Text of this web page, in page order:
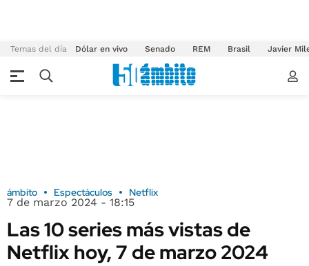
Temas del día Dólar en vivo Senado REM Brasil Javier
ámbito Espectáculos Netflix
7 de marzo 2024 - 18:15
Las 10 series más vistas de
Netflix hoy, 7 de marzo 2024